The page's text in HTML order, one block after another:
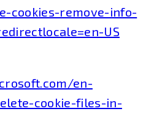
cookies-remove-info-
US
en-
cookie-files-in-